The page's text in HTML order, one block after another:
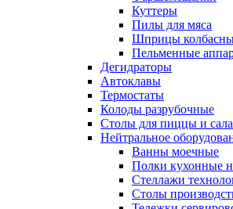
Куттеры
Пилы для мяса
Шприцы
Пельменные
Дегидраторы
Автоклавы
Термостаты
Колоды разрубочные
Столы для пиццы и
Нейтральное
Ванны моечные
Полки кухонные
Стеллажи
Столы